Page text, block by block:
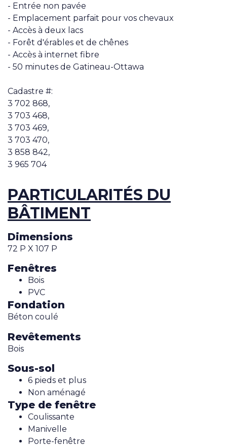
- Entrée non pavée
- Emplacement parfait pour vos chevaux
- Accès à deux lacs
- Forêt d'érables et de chênes
- Accès à internet fibre
- 50 minutes de Gatineau-Ottawa
Cadastre #:
3 702 868,
3 703 468,
3 703 469,
3 703 470,
3 858 842,
3 965 704
PARTICULARITÉS DU
BÂTIMENT
Dimensions
72 P X 107 P
Fenêtres
Bois
PVC
Fondation
Béton coulé
Revêtements
Bois
Sous-sol
6 pieds et plus
Non aménagé
Type de fenêtre
Coulissante
Manivelle
Porte-fenêtre